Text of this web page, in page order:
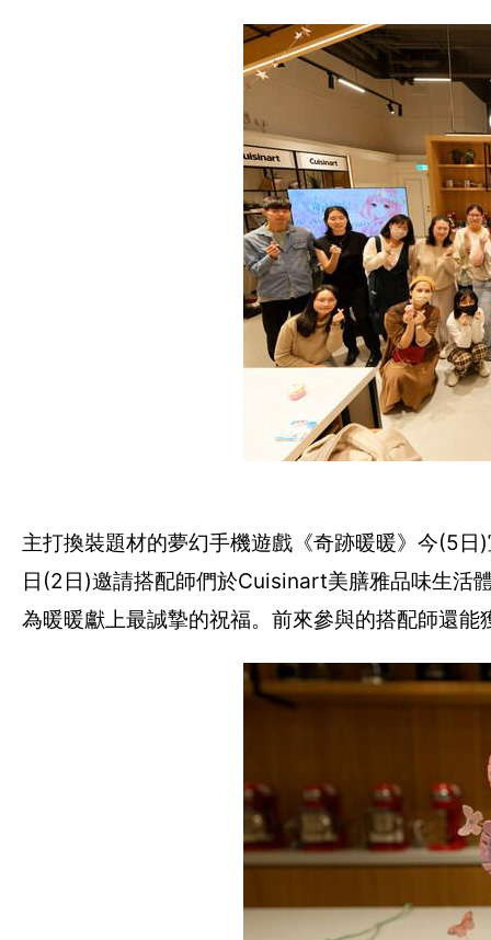
主打換裝題材的夢幻手機遊戲《奇跡暖暖》今(5
日(2日)邀請搭配師們於Cuisinart美膳雅品味生活
為暖暖獻上最誠摯的祝福。前來參與的搭配師還